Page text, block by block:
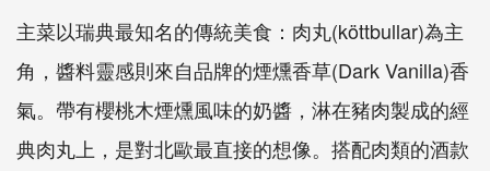
主菜以瑞典最知名的傳統美食：肉丸(köttbullar)為主
角，醬料靈感則來自品牌的煙燻香草(Dark Vanilla)香
氣。帶有櫻桃木煙燻風味的奶醬，淋在豬肉製成的經
典肉丸上，是對北歐最直接的想像。搭配肉類的酒款